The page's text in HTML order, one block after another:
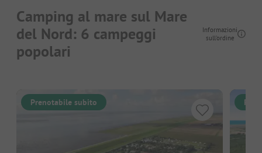
Camping al mare sul Mare
del Nord: 6 campeggi
popolari
Informazioni
sull'ordine
Prenotabile subito